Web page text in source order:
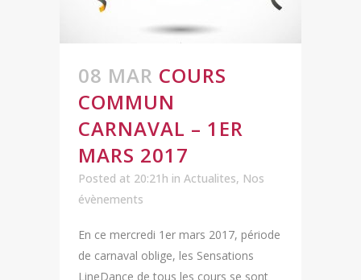
08 MAR COURS
COMMUN
CARNAVAL – 1ER
MARS 2017
Posted at 20:21h in Actualites, Nos
évènements
En ce mercredi 1er mars 2017, période
de carnaval oblige, les Sensations
LineDance de tous les cours se sont